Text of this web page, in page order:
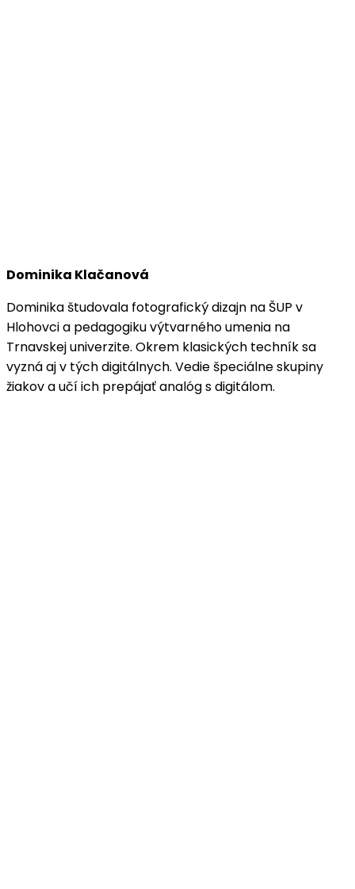
Dominika Klačanová
Dominika študovala fotografický dizajn na ŠUP v
Hlohovci a pedagogiku výtvarného umenia na
Trnavskej univerzite. Okrem klasických techník sa
vyzná aj v tých digitálnych. Vedie špeciálne skupiny
žiakov a učí ich prepájať analóg s digitálom.